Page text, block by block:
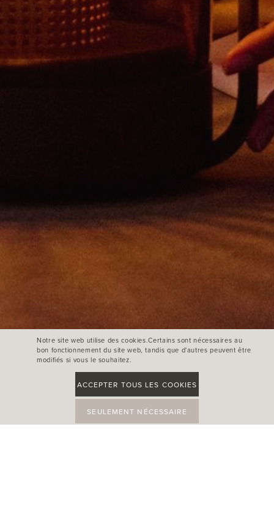
Notre site web utilise des cookies.Certains sont nécessaires au
bon fonctionnement du site web, tandis que d'autres peuvent être
modifiés si vous le souhaitez.
ACCEPTER TOUS LES COOKIES
SEULEMENT NÉCESSAIRE